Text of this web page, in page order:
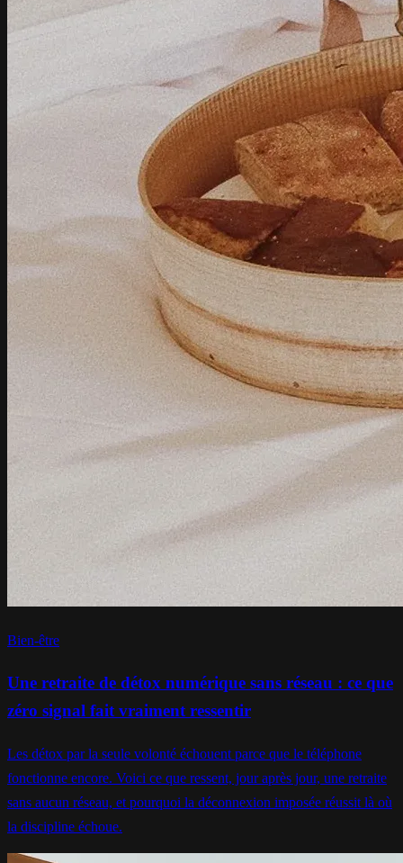
Bien-être
Une retraite de détox numérique sans réseau : ce que
zéro signal fait vraiment ressentir
Les détox par la seule volonté échouent parce que le téléphone
fonctionne encore. Voici ce que ressent, jour après jour, une retraite
sans aucun réseau, et pourquoi la déconnexion imposée réussit là où
la discipline échoue.